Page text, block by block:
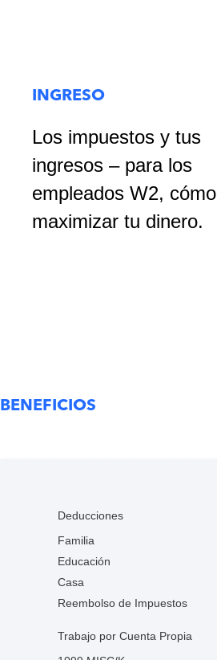
INGRESO
Los impuestos y tus
ingresos – para los
empleados W2, cómo
maximizar tu dinero.
BENEFICIOS
Deducciones
Familia
Educación
Casa
Reembolso de Impuestos
Trabajo por Cuenta Propia